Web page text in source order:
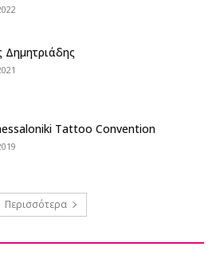
Δημητριάδης
Tattoo Convention
Περισσότερα